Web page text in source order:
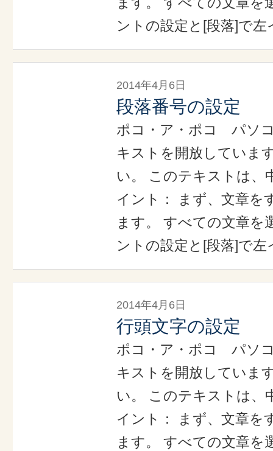
ントの設定と[段落]で
2014年4月6日
段落番号の設定
ポコ・ア・ポコ パソ
キストを開放していま
い。 このテキストは、
イント： まず、文章を
ます。 すべての文章を
ントの設定と[段落]で
2014年4月6日
行頭文字の設定
ポコ・ア・ポコ パソ
キストを開放していま
い。 このテキストは、
イント： まず、文章を
ます。 すべての文章を